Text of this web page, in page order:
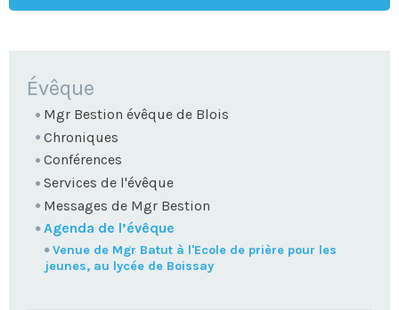
NAVIGATION
Évêque
Mgr Bestion évêque de Blois
Chroniques
Conférences
Services de l'évêque
Messages de Mgr Bestion
Agenda de l’évêque
Venue de Mgr Batut à l'Ecole de prière pour les
jeunes, au lycée de Boissay